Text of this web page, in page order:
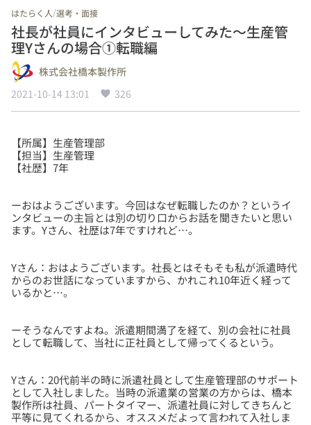
はたらく人/選考・面接
社長が社員にインタビューしてみた～生産管
理Yさんの場合①転職編
株式会社橋本製作所
2021-10-14 13:01
326
【所属】生産管理部
【担当】生産管理
ーおはようございます。今回はなぜ転職したのか？というイ
ンタビューの主旨とは別の切り口からお話を聞きたいと思い
Yさん：おはようございます。社長とはそもそも私が派遣時代
からのお世話になっていますから、かれこれ10年近く経って
ーそうなんですよね。派遣期間満了を経て、別の会社に社員
Yさん：20代前半の時に派遣社員として生産管理部のサポート
として入社しました。当時の派遣業の営業の方からは、橋本
製作所は社員、パートタイマー、派遣社員に対してきちんと
平等に見てくれるから、オススメだよって言われて入社しま